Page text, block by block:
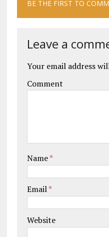
BE THE FIRST TO
Leave a
Your email address
Comment
Name*
Email*
Website